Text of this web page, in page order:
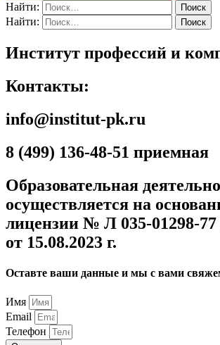
Найти:
Найти:
Институт профессий и
Контакты:
info@institut-pk.ru
8 (499) 136-48-51 приемная
Образовательная
осуществляется на
лицензии № Л 035-01298-77
от 15.08.2023 г.
Оставте ваши данные и мы с вами
Имя
Email
Телефон